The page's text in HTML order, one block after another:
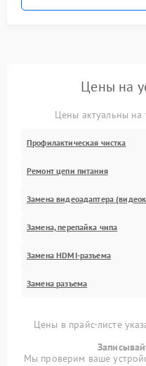
Цены на
Цены актуальны
Профилактическая чистка
Ремонт цепи питания
Замена видеоадаптера
Замена, перепайка чипа
Замена HDMI-разъема
Замена разъема
Цены в прайс-листе
Мы проверим ваше